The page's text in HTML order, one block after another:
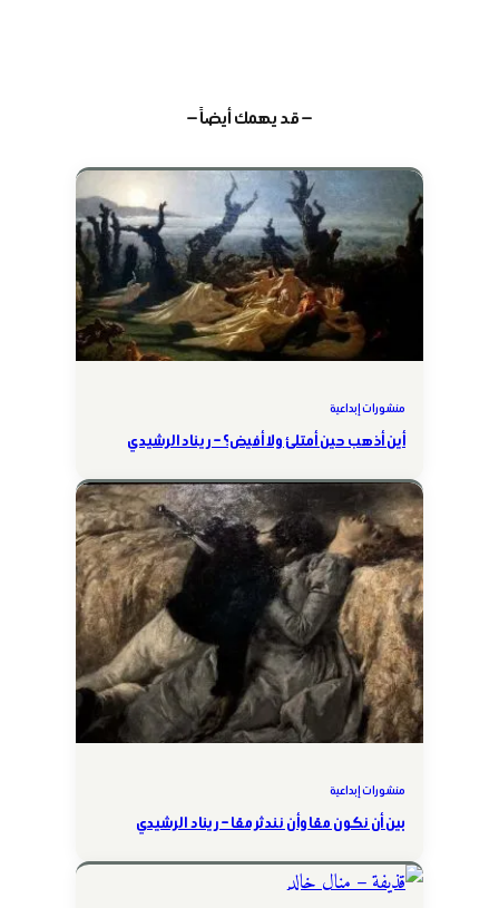
— قد يهمك أيضاً —
منشورات إبداعية
أين أذهب حين أمتلئ ولا أفيض؟ – ريناد الرشيدي
منشورات إبداعية
بين أن نكون معًا وأن نندثر معًا – ريناد الرشيدي